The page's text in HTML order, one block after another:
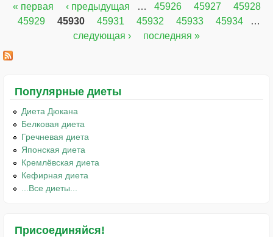
Страницы
« первая ‹ предыдущая … 45926 45927
45928
45929
45930 45931 45932 45933 45934
…
следующая ›
последняя »
Популярные диеты
Диета Дюкана
Белковая диета
Гречневая диета
Японская диета
Кремлёвская диета
Кефирная диета
...Все диеты...
Присоединяйся!